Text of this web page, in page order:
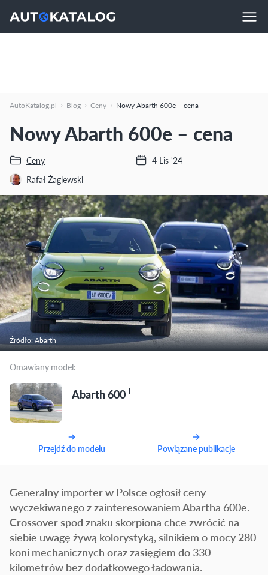
AutoKatalog.pl Blog Ceny Nowy Abarth 600e – cena
Nowy Abarth 600e – cena
Ceny
Rafał Żaglewski
4 Lis '24
Źródło: Abarth
Omawiany model:
Abarth 600 I
Przejdź do modelu Powiązane publikacje
Generalny importer w Polsce ogłosił ceny
wyczekiwanego z zainteresowaniem Abartha 600e.
Crossover spod znaku skorpiona chce zwrócić na
siebie uwagę żywą kolorystyką, silnikiem o mocy 280
koni mechanicznych oraz zasięgiem do 330
kilometrów bez dodatkowego ładowania.